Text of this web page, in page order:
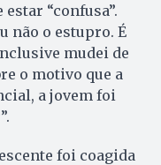
“confusa”.
não o estupro. É
mudei de
o motivo que a
a jovem foi
foi coagida